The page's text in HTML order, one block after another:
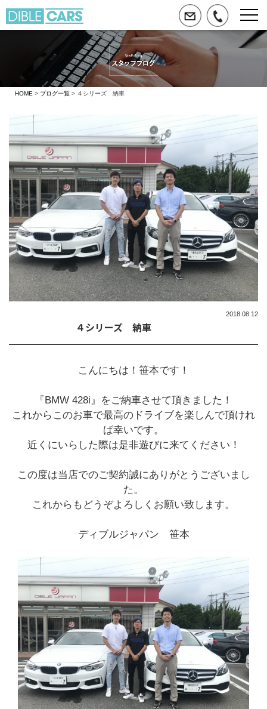
HOME > ブログ一覧 > ４シリーズ 納車
４シリーズ 納車
2018.08.12
こんにちは！笹本です！
『BMW 428i』をご納車させて頂きました！
これからこのお車で最高のドライブを楽しんで頂けれ
ば幸いです。
近くにいらした際は是非遊びに来てください！
この度は当店でのご契約誠にありがとうございまし
た。
これからもどうぞよろしくお願い致します。
ディブルジャパン 笹本